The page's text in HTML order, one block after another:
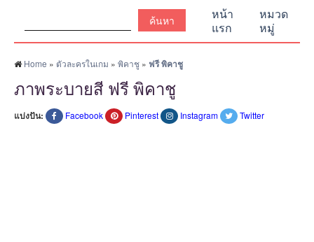
หน้า
แรก
หมวด
หมู่
Home » ตัวละครในเกม » พิคาชู » ฟรี พิคาชู
ภาพระบายสี ฟรี พิคาชู
แบ่งปัน: Facebook Pinterest Instagram Twitter